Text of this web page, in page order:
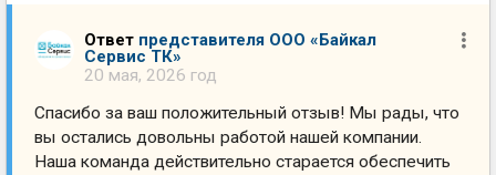
Ответ представителя ООО «Байкал
Сервис ТК»
20 мая, 2026 год
Спасибо за ваш положительный отзыв! Мы рады, что
вы остались довольны работой нашей компании.
Наша команда действительно старается обеспечить